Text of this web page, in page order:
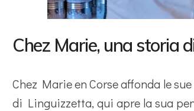
Chez Marie, una storia
Chez Marie en Corse affonda le
di Linguizzetta, qui apre la sua